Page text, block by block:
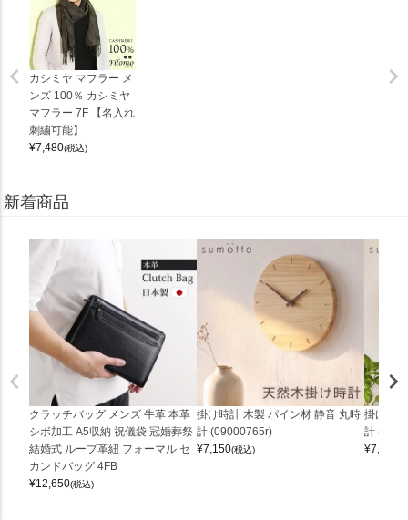
カシミヤ マフラー メ
ンズ 100％ カシミヤ
マフラー 7F 【名入れ
刺繍可能】
¥7,480(税込)
新着商品
クラッチバッグ メンズ 牛革 本革
シボ加工 A5収納 祝儀袋 冠婚葬祭
結婚式 ループ革紐 フォーマル セ
カンドバッグ 4FB
¥12,650(税込)
掛け時計 木製 パイン材 静音 丸時
計 (09000765r)
¥7,150(税込)
掛け時
計
¥7,150